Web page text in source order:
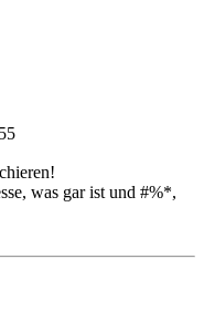
was gar ist und #%*,